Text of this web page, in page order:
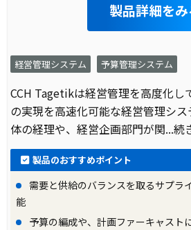
製品詳細をみ
経営管理システム 予算管理システム
CCH Tagetikは経営管理を高度化し
の実現を高速化可能な経営管理シ
体の経理や、経営企画部門が関...続
製品のおすすめポイント
需要と供給のバランスを取るサプラ
能
予算の編成や、計画ファーキャスト